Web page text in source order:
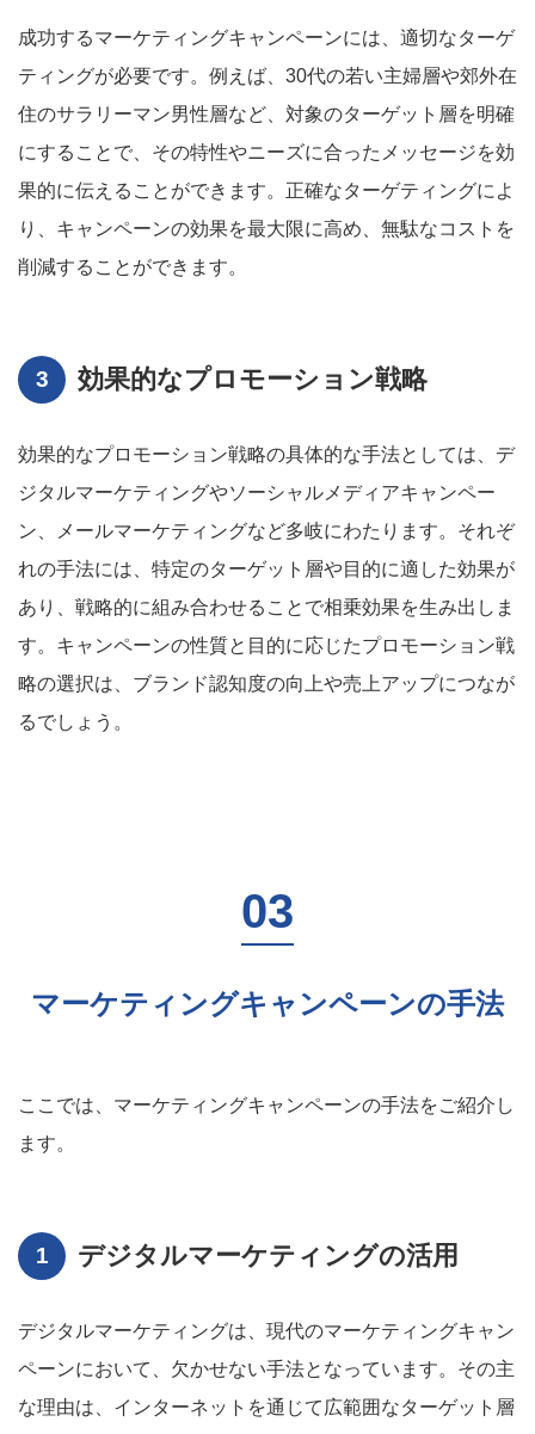
成功するマーケティングキャンペーンには、適切なターゲ
ティングが必要です。例えば、30代の若い主婦層や郊外在
住のサラリーマン男性層など、対象のターゲット層を明確
にすることで、その特性やニーズに合ったメッセージを効
果的に伝えることができます。正確なターゲティングによ
り、キャンペーンの効果を最大限に高め、無駄なコストを
削減することができます。
効果的なプロモーション戦略
効果的なプロモーション戦略の具体的な手法としては、デ
ジタルマーケティングやソーシャルメディアキャンペー
ン、メールマーケティングなど多岐にわたります。それぞ
れの手法には、特定のターゲット層や目的に適した効果が
あり、戦略的に組み合わせることで相乗効果を生み出しま
す。キャンペーンの性質と目的に応じたプロモーション戦
略の選択は、ブランド認知度の向上や売上アップにつなが
るでしょう。
マーケティングキャンペーンの手法
ここでは、マーケティングキャンペーンの手法をご紹介し
ます。
デジタルマーケティングの活用
デジタルマーケティングは、現代のマーケティングキャン
ペーンにおいて、欠かせない手法となっています。その主
な理由は、インターネットを通じて広範囲なターゲット層